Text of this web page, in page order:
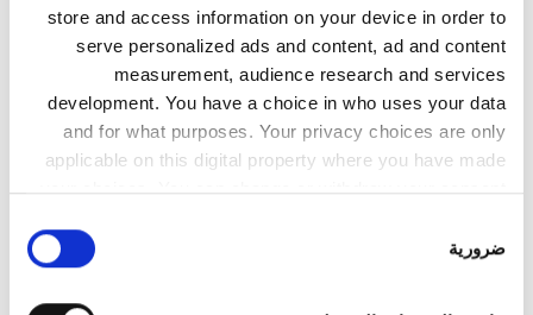
store and access information on your device in order to
serve personalized ads and content, ad and content
measurement, audience research and services
development. You have a choice in who uses your data
and for what purposes. Your privacy choices are only
applicable on this digital property where you have made
your choices. You can change or withdraw your consent
the Privacy trigger icon.
الموافقة
ضرورية
الخميس 06:00 - 15:00
الجمعة 06:00 - 15:00
06:00 - 15:00
الأحد